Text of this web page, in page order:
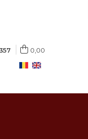
0,00